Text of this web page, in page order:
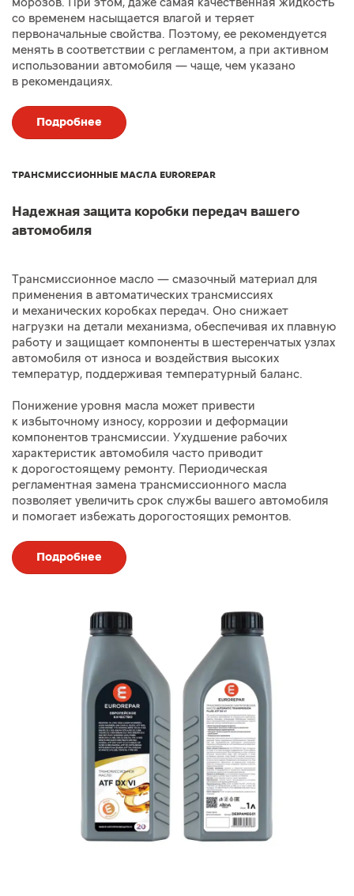
морозов. При этом, даже самая качественная жидкость
со временем насыщается влагой и теряет
первоначальные свойства. Поэтому, ее рекомендуется
менять в соответствии с регламентом, а при активном
использовании автомобиля — чаще, чем указано
в рекомендациях.
Подробнее
ТРАНСМИССИОННЫЕ МАСЛА EUROREPAR
Надежная защита коробки передач вашего
автомобиля
Трансмиссионное масло — смазочный материал для
применения в автоматических трансмиссиях
и механических коробках передач. Оно снижает
нагрузки на детали механизма, обеспечивая их плавную
работу и защищает компоненты в шестеренчатых узлах
автомобиля от износа и воздействия высоких
температур, поддерживая температурный баланс.
Понижение уровня масла может привести
к избыточному износу, коррозии и деформации
компонентов трансмиссии. Ухудшение рабочих
характеристик автомобиля часто приводит
к дорогостоящему ремонту. Периодическая
регламентная замена трансмиссионного масла
позволяет увеличить срок службы вашего автомобиля
и помогает избежать дорогостоящих ремонтов.
Подробнее